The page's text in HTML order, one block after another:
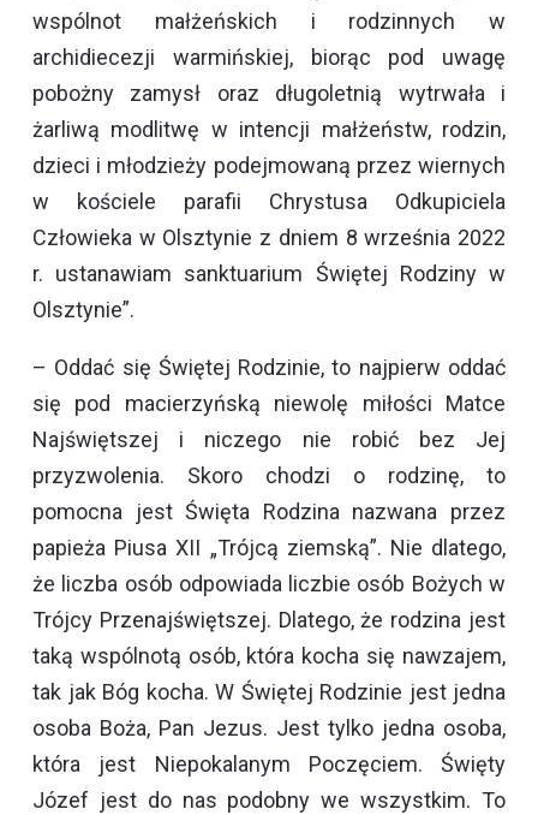
wspólnot małżeńskich i rodzinnych w
archidiecezji warmińskiej, biorąc pod uwagę
pobożny zamysł oraz długoletnią wytrwała i
żarliwą modlitwę w intencji małżeństw, rodzin,
dzieci i młodzieży podejmowaną przez wiernych
w kościele parafii Chrystusa Odkupiciela
Człowieka w Olsztynie z dniem 8 września 2022
r. ustanawiam sanktuarium Świętej Rodziny w
Olsztynie”.
– Oddać się Świętej Rodzinie, to najpierw oddać
się pod macierzyńską niewolę miłości Matce
Najświętszej i niczego nie robić bez Jej
przyzwolenia. Skoro chodzi o rodzinę, to
pomocna jest Święta Rodzina nazwana przez
papieża Piusa XII „Trójcą ziemską”. Nie dlatego,
że liczba osób odpowiada liczbie osób Bożych w
Trójcy Przenajświętszej. Dlatego, że rodzina jest
taką wspólnotą osób, która kocha się nawzajem,
tak jak Bóg kocha. W Świętej Rodzinie jest jedna
osoba Boża, Pan Jezus. Jest tylko jedna osoba,
która jest Niepokalanym Poczęciem. Święty
Józef jest do nas podobny we wszystkim. To